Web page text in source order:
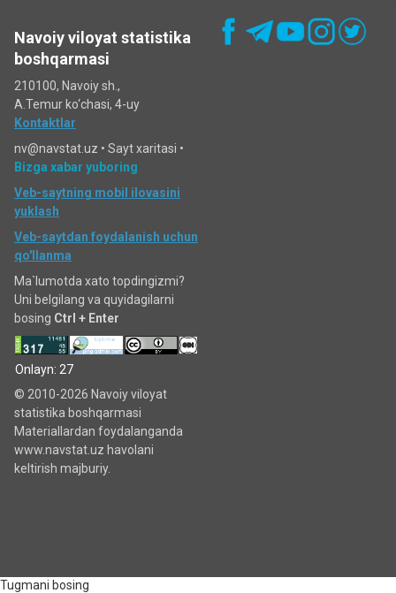
Navoiy viloyat statistika
boshqarmasi
210100, Navoiy sh.,
A.Temur ko‘chаsi, 4-uy
Kontaktlar
nv@navstat.uz • Sayt xaritasi •
Bizga xabar yuboring
Veb-saytning mobil ilovasini
yuklash
Veb-saytdan foydalanish uchun
qo'llanma
Ma`lumotda xato topdingizmi?
Uni belgilang va quyidagilarni
bosing Ctrl + Enter
Onlayn: 27
© 2010-2026 Navoiy viloyat
statistika boshqarmasi
Materiallardan foydalanganda
www.navstat.uz havolani
keltirish majburiy.
Tugmani bosing